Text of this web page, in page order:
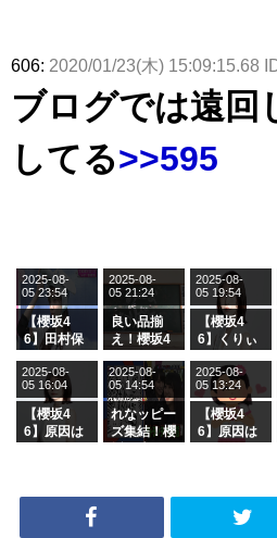
606: 2020/01/23(木) 15:09:15.68
ブログでは遠回
してる>>595
【櫻坂4
6】田村保
ージを脱い
でいた理由
2025-08-
05 23:54
良い品揃
え！櫻坂4
グル『Mak
e or Brea
k』オフィ
シャルグッ
ズ絶賛販売
2025-08-
05 21:24
【櫻坂4
6】くりぃ
の2人を手
玉に取る大
沼晶保【く
りぃむナン
タラ】
2025-08-
05 19:54
【櫻坂4
6】原因は
ざわつかせ
2025-08-
05 16:04
れなッピー
ズ集結！櫻
「ラヴィッ
2025-08-
05 14:54
【櫻坂4
6】原因は
ざわつかせ
2025-08-
05 13:24